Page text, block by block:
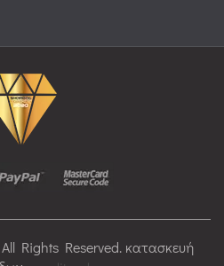
Rights Reserved. κατασκευή